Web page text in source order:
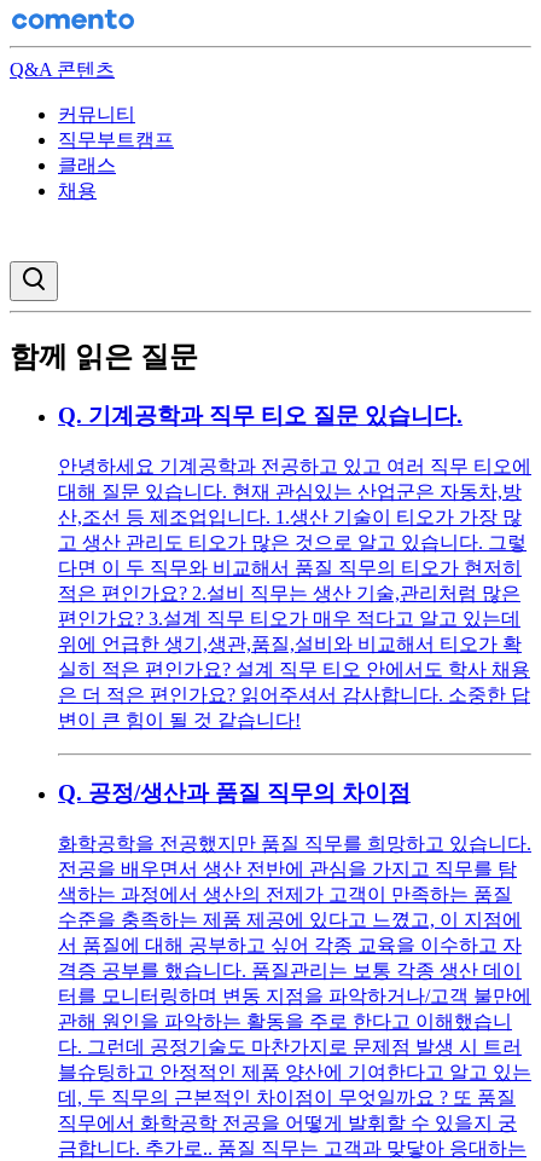
Q&A 콘텐츠
커뮤니티
직무부트캠프
클래스
채용
함께 읽은 질문
Q. 기계공학과 직무 티오 질문 있습니다.
안녕하세요 기계공학과 전공하고 있고 여러 직무 티오에
대해 질문 있습니다. 현재 관심있는 산업군은 자동차,방
산,조선 등 제조업입니다. 1.생산 기술이 티오가 가장 많
고 생산 관리도 티오가 많은 것으로 알고 있습니다. 그렇
다면 이 두 직무와 비교해서 품질 직무의 티오가 현저히
적은 편인가요? 2.설비 직무는 생산 기술,관리처럼 많은
편인가요? 3.설계 직무 티오가 매우 적다고 알고 있는데
위에 언급한 생기,생관,품질,설비와 비교해서 티오가 확
실히 적은 편인가요? 설계 직무 티오 안에서도 학사 채용
은 더 적은 편인가요? 읽어주셔서 감사합니다. 소중한 답
변이 큰 힘이 될 것 같습니다!
Q. 공정/생산과 품질 직무의 차이점
화학공학을 전공했지만 품질 직무를 희망하고 있습니다.
전공을 배우면서 생산 전반에 관심을 가지고 직무를 탐
색하는 과정에서 생산의 전제가 고객이 만족하는 품질
수준을 충족하는 제품 제공에 있다고 느꼈고, 이 지점에
서 품질에 대해 공부하고 싶어 각종 교육을 이수하고 자
격증 공부를 했습니다. 품질관리는 보통 각종 생산 데이
터를 모니터링하며 변동 지점을 파악하거나/고객 불만에
관해 원인을 파악하는 활동을 주로 한다고 이해했습니
다. 그런데 공정기술도 마찬가지로 문제점 발생 시 트러
블슈팅하고 안정적인 제품 양산에 기여한다고 알고 있는
데, 두 직무의 근본적인 차이점이 무엇일까요 ? 또 품질
직무에서 화학공학 전공을 어떻게 발휘할 수 있을지 궁
금합니다. 추가로.. 품질 직무는 고객과 맞닿아 응대하는